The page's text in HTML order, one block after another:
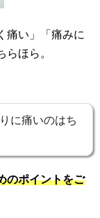
痛い」「痛みに
ほら。
に痛いのはち
のポイントをご